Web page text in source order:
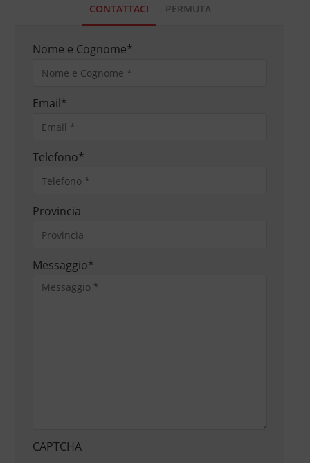
CONTATTACI PERMUTA
Nome e Cognome*
Email*
Telefono*
Provincia
Messaggio*
CAPTCHA